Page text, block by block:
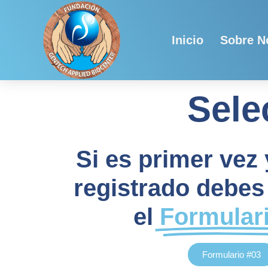
Inicio Sobre
Si es primer vez
registrado
el
Formulario #03